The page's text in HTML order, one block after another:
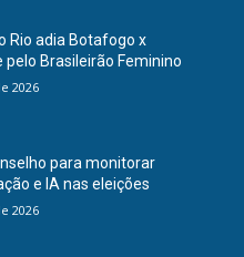
Rio adia Botafogo x
pelo Brasileirão Feminino
2026
para monitorar
e IA nas eleições
2026